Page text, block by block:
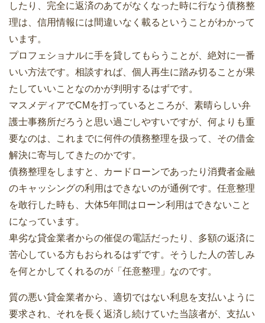
したり、完全に返済のあてがなくなった時に行なう債務整
理は、信用情報には間違いなく載るということがわかって
います。
プロフェショナルに手を貸してもらうことが、絶対に一番
いい方法です。相談すれば、個人再生に踏み切ることが果
たしていいことなのかが判明するはずです。
マスメディアでCMを打っているところが、素晴らしい弁
護士事務所だろうと思い過ごしやすいですが、何よりも重
要なのは、これまでに何件の債務整理を扱って、その借金
解決に寄与してきたのかです。
債務整理をしますと、カードローンであったり消費者金融
のキャッシングの利用はできないのが通例です。任意整理
を敢行した時も、大体5年間はローン利用はできないこと
になっています。
卑劣な貸金業者からの催促の電話だったり、多額の返済に
苦心している方もおられるはずです。そうした人の苦しみ
を何とかしてくれるのが「任意整理」なのです。
質の悪い貸金業者から、適切ではない利息を支払いように
要求され、それを長く返済し続けていた当該者が、支払い